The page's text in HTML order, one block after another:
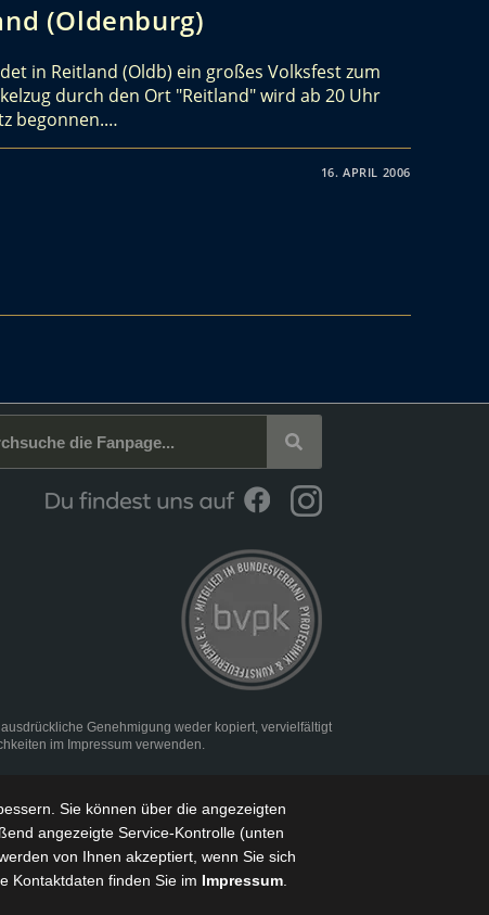
(Oldenburg)
in Reitland (Oldb) ein großes Volksfest zum
durch den Ort "Reitland" wird ab 20 Uhr
begonnen.…
16. APRIL 2006
Genehmigung weder kopiert, vervielfältigt
im Impressum verwenden.
. Sie können über die angezeigten
angezeigte Service-Kontrolle (unten
von Ihnen akzeptiert, wenn Sie sich
Kontaktdaten finden Sie im Impressum